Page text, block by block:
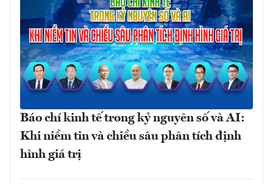
Báo chí kinh tế trong kỷ nguyên số và AI:
Khi niềm tin và chiều sâu phân tích định
hình giá trị